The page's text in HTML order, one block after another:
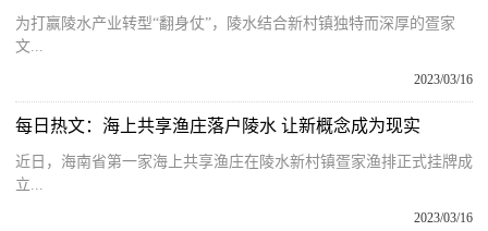
为打赢陵水产业转型“翻身仗”，陵水结合新村镇独特而深厚的疍家
文...
2023/03/16
每日热文：海上共享渔庄落户陵水 让新概念成为现实
近日，海南省第一家海上共享渔庄在陵水新村镇疍家渔排正式挂牌成
立...
2023/03/16